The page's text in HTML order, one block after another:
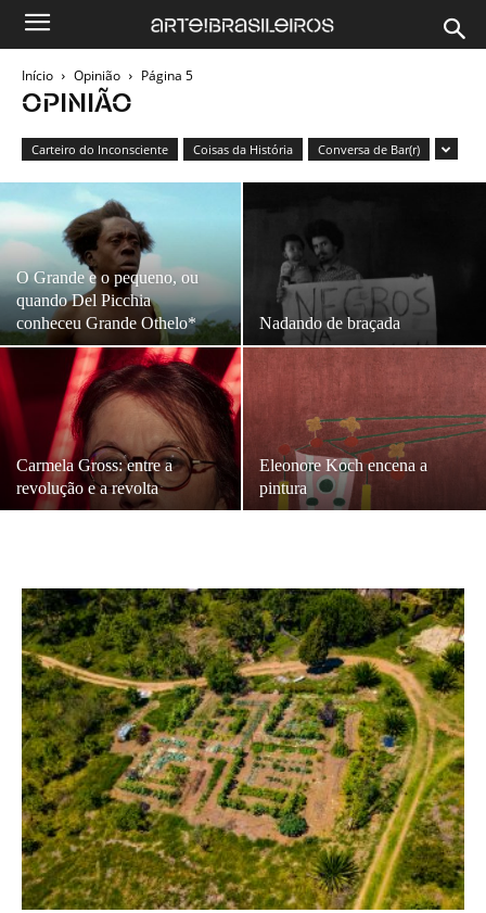
Início Opinião Página 5
OPINIÃO
Carteiro do Inconsciente Coisas da História Conversa de Bar(r)
O Grande e o pequeno, ou
quando Del Picchia
conheceu Grande Othelo*
Nadando de braçada
Carmela Gross: entre a
revolução e a revolta
Eleonore Koch encena a
pintura